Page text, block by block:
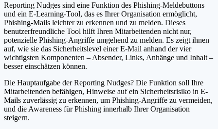
Reporting Nudges sind eine Funktion des Phishing-Meldebuttons
und ein E-Learning-Tool, das es Ihrer Organisation ermöglicht,
Phishing-Mails leichter zu erkennen und zu melden. Dieses
benutzerfreundliche Tool hilft Ihren Mitarbeitenden nicht nur,
potenzielle Phishing-Angriffe umgehend zu melden. Es zeigt ihnen
auf, wie sie das Sicherheitslevel einer E-Mail anhand der vier
wichtigsten Komponenten – Absender, Links, Anhänge und Inhalt –
besser einschätzen können.
Die Hauptaufgabe der Reporting Nudges? Die Funktion soll Ihre
Mitarbeitenden befähigen, Hinweise auf ein Sicherheitsrisiko in E-
Mails zuverlässig zu erkennen, um Phishing-Angriffe zu vermeiden,
und die Awareness für Phishing innerhalb Ihrer Organisation
steigern.